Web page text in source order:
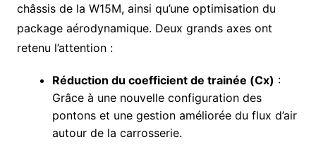
châssis de la W15M, ainsi qu’une optimisation du
package aérodynamique. Deux grands axes ont
retenu l’attention :
Réduction du coefficient de trainée (Cx) :
Grâce à une nouvelle configuration des
pontons et une gestion améliorée du flux d’air
autour de la carrosserie.